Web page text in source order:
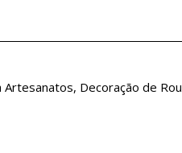
Decoração de